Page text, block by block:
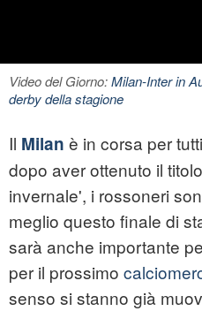
Video del Giorno:Milan-Inter in
derby della stagione
Il Milan è in corsa per
dopo aver ottenuto il
invernale', i rossoneri
meglio questo finale di
sarà anche importante
per il prossimo
senso si stanno già